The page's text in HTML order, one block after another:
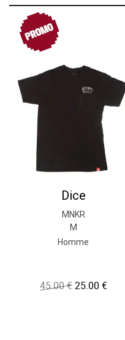
PROMO
Dice
MNKR
M
Homme
45.00€ L
25.00 €L